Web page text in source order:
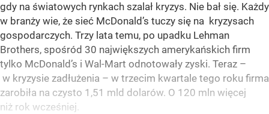
gdy na światowych rynkach szalał kryzys. Nie bał się. Każdy
w branży wie, że sieć McDonald’s tuczy się na kryzysach
gospodarczych. Trzy lata temu, po upadku Lehman
Brothers, spośród 30 największych amerykańskich firm
tylko McDonald’s i Wal-Mart odnotowały zyski. Teraz –
w kryzysie zadłużenia – w trzecim kwartale tego roku firma
zarobiła na czysto 1,51 mld dolarów. O 120 mln więcej
niż rok wcześniej.